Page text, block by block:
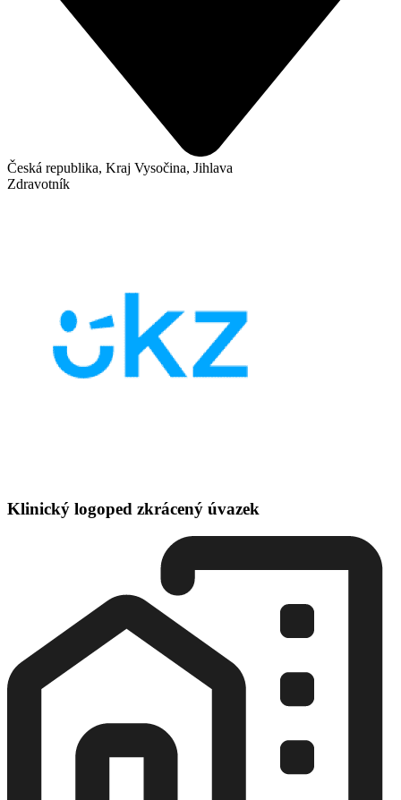
Česká republika, Kraj Vysočina, Jihlava
Zdravotník
Klinický logoped zkrácený úvazek